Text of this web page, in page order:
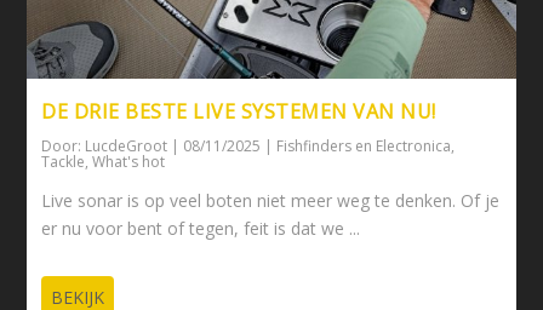
DE DRIE BESTE LIVE SYSTEMEN VAN NU!
Door: LucdeGroot | 08/11/2025 | Fishfinders en Electronica,
Tackle,What's hot
Live sonar is op veel boten niet meer weg te denken. Of je
er nu voor bent of tegen, feit is dat we ...
BEKIJK